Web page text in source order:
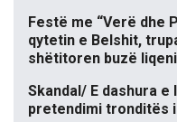
Festë me “Verë dhe
qytetin e Belshit,
shëtitoren buzë
Skandal/ E dashura e
pretendimi tronditës i